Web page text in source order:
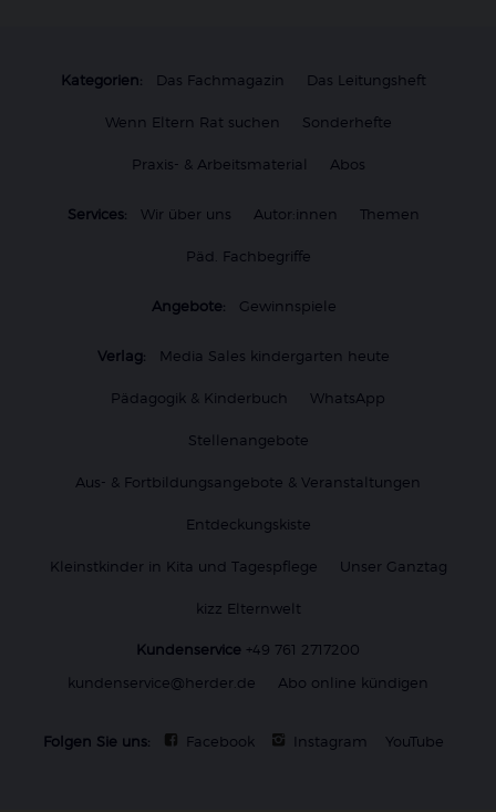
Kategorien: Das Fachmagazin Das Leitungsheft
Wenn Eltern Rat suchen Sonderhefte
Praxis- & Arbeitsmaterial Abos
Services: Wir über uns Autor:innen Themen
Päd. Fachbegriffe
Angebote: Gewinnspiele
Verlag: Media Sales kindergarten heute
Pädagogik & Kinderbuch WhatsApp
Stellenangebote
Aus- & Fortbildungsangebote & Veranstaltungen
Entdeckungskiste
Kleinstkinder in Kita und Tagespflege Unser Ganztag
kizz Elternwelt
Kundenservice +49 761 2717200
kundenservice@herder.de
Abo online kündigen
Folgen Sie uns: Facebook Instagram YouTube